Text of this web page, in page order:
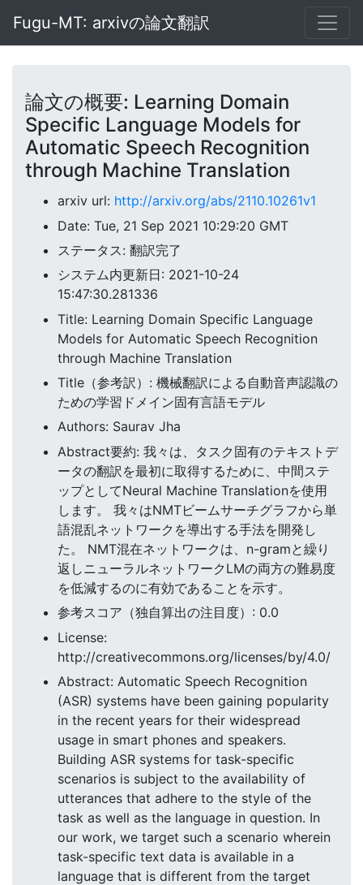
Fugu-MT: arxivの論文翻訳
論文の概要: Learning Domain
Specific Language Models for
Automatic Speech Recognition
through Machine Translation
arxiv url: http://arxiv.org/abs/2110.10261v1
Date: Tue, 21 Sep 2021 10:29:20 GMT
ステータス: 翻訳完了
システム内更新日: 2021-10-24
15:47:30.281336
Title: Learning Domain Specific Language
Models for Automatic Speech Recognition
through Machine Translation
Title（参考訳）: 機械翻訳による自動音声認識の
ための学習ドメイン固有言語モデル
Authors: Saurav Jha
Abstract要約: 我々は、タスク固有のテキストデ
ータの翻訳を最初に取得するために、中間ステ
ップとしてNeural Machine Translationを使用
します。 我々はNMTビームサーチグラフから単
語混乱ネットワークを導出する手法を開発し
た。 NMT混在ネットワークは、n-gramと繰り
返しニューラルネットワークLMの両方の難易度
を低減するのに有効であることを示す。
参考スコア（独自算出の注目度）: 0.0
License:
http://creativecommons.org/licenses/by/4.0/
Abstract: Automatic Speech Recognition
(ASR) systems have been gaining popularity
in the recent years for their widespread
usage in smart phones and speakers.
Building ASR systems for task-specific
scenarios is subject to the availability of
utterances that adhere to the style of the
task as well as the language in question. In
our work, we target such a scenario wherein
task-specific text data is available in a
language that is different from the target